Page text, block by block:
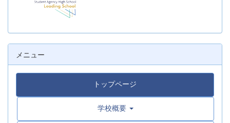
メニュー
トップページ
学校概要